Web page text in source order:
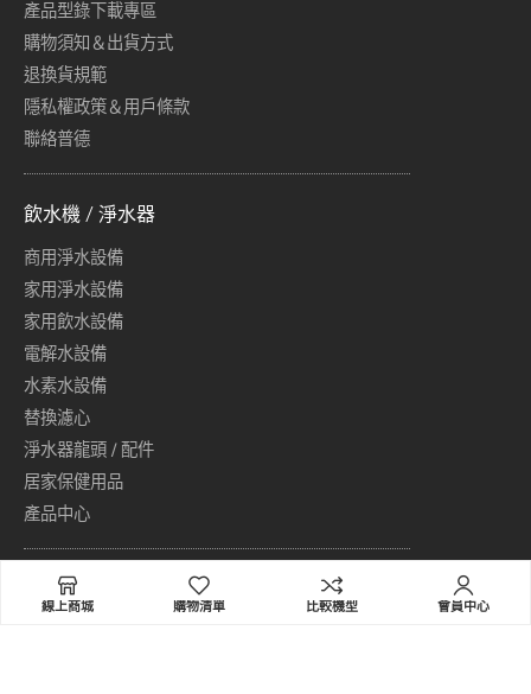
產品型錄下載專區
購物須知＆出貨方式
退換貨規範
隱私權政策＆用戶條款
聯絡普德
飲水機 / 淨水器
商用淨水設備
家用淨水設備
家用飲水設備
電解水設備
水素水設備
替換濾心
淨水器龍頭 / 配件
居家保健用品
產品中心
普德家電事業集團／普德飲水機
線上商城 購物清單 比較機型 會員中心